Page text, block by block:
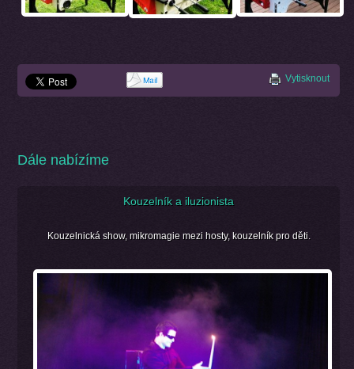
Vytisknout
Dále nabízíme
Kouzelník a iluzionista
Kouzelnická show, mikromagie mezi hosty, kouzelník pro děti.